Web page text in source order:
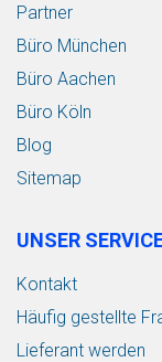
h
Partner
Büro München
Büro Aachen
Büro Köln
Blog
Sitemap
UNSER
Kontakt
Häufig gestellte
Lieferant werden